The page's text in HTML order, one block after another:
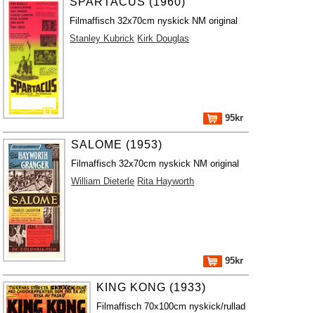
Filmaffisch 32x70cm nyskick NM original
Stanley Kubrick Kirk Douglas
95kr
SALOME (1953)
Filmaffisch 32x70cm nyskick NM original
William Dieterle Rita Hayworth
95kr
KING KONG (1933)
Filmaffisch 70x100cm nyskick/rullad